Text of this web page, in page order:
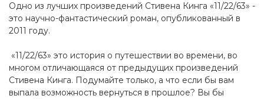
Одно из лучших произведений Стивена Кинга «11/22/63» -
это научно-фантастический роман, опубликованный в
2011 году.
«11/22/63» это история о путешествии во времени, во
многом отличающаяся от предыдущих произведений
Стивена Кинга. Подумайте только, а что если бы вам
выпала возможность вернуться в прошлое? Вы бы